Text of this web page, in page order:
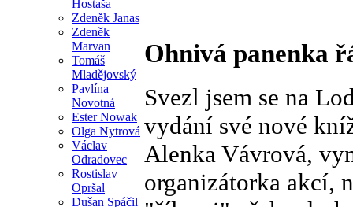
Hostaša
Zdeněk Janas
Zdeněk
Marvan
Tomáš
Mladějovský
Pavlína
Novotná
Ester Nowak
Olga Nytrová
Václav
Odradovec
Rostislav
Opršal
Dušan Spáčil
Ohnivá panenka
Svezl jsem se na
vydání své nové
Alenka Vávrová,
organizátorka akcí,